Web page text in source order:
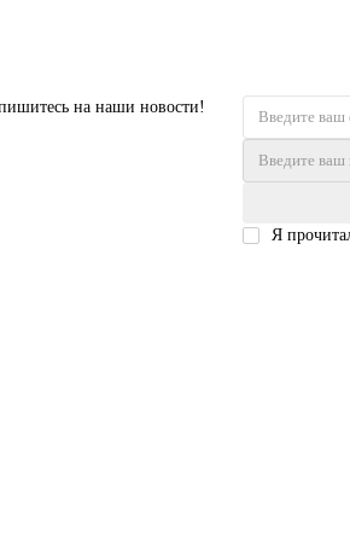
на наши новости!
Я